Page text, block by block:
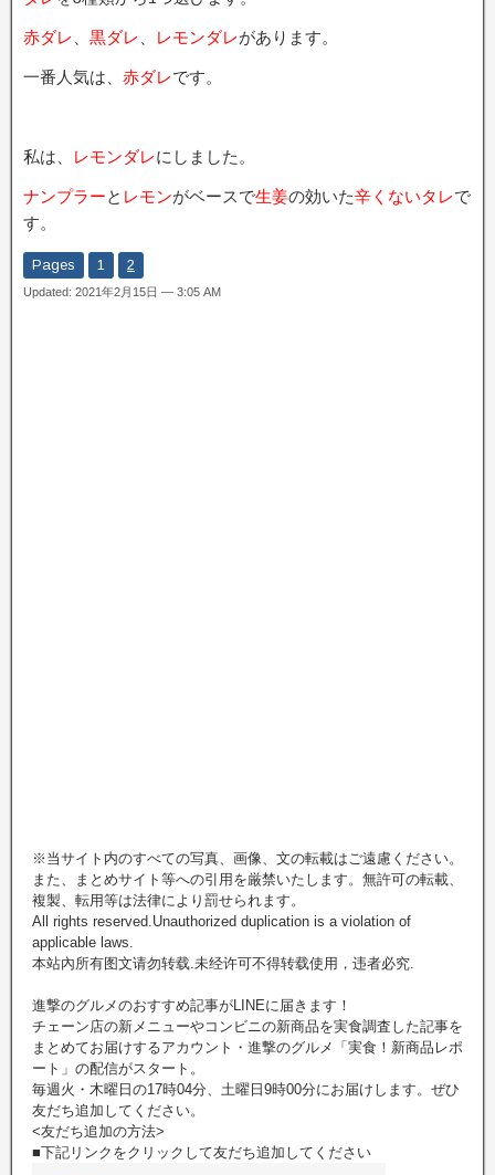
赤ダレ 黒ダレ レモンダレがあります。
一番人気は、 赤ダレです。
私は、 レモンダレにしました。
ナンプラーと レモンがベースで生姜の効いた辛くないタレで
す。
Pages 1 2
Updated: 2021年2月15日 — 3:05 AM
※当サイト内のすべての写真、画像、文の転載はご遠慮ください。
また、まとめサイト等への引用を厳禁いたします。無許可の転載、
複製、転用等は法律により罰せられます。
All rights reserved.Unauthorized duplication is a violation of
applicable laws.
本站內所有图文请勿转载.未经许可不得转载使用，违者必究.
進撃のグルメのおすすめ記事がLINEに届きます！
チェーン店の新メニューやコンビニの新商品を実食調査した記事を
まとめてお届けするアカウント・進撃のグルメ「実食！新商品レポ
ート」の配信がスタート。
毎週火・木曜日の17時04分、土曜日9時00分にお届けします。ぜひ
友だち追加してください。
<友だち追加の方法>
■下記リンクをクリックして友だち追加してください